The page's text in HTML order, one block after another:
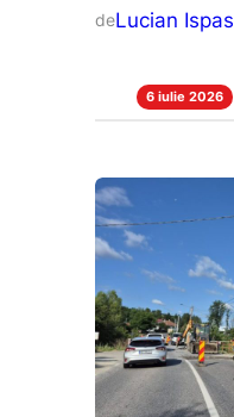
deLucian Ispas
6 iulie 2026